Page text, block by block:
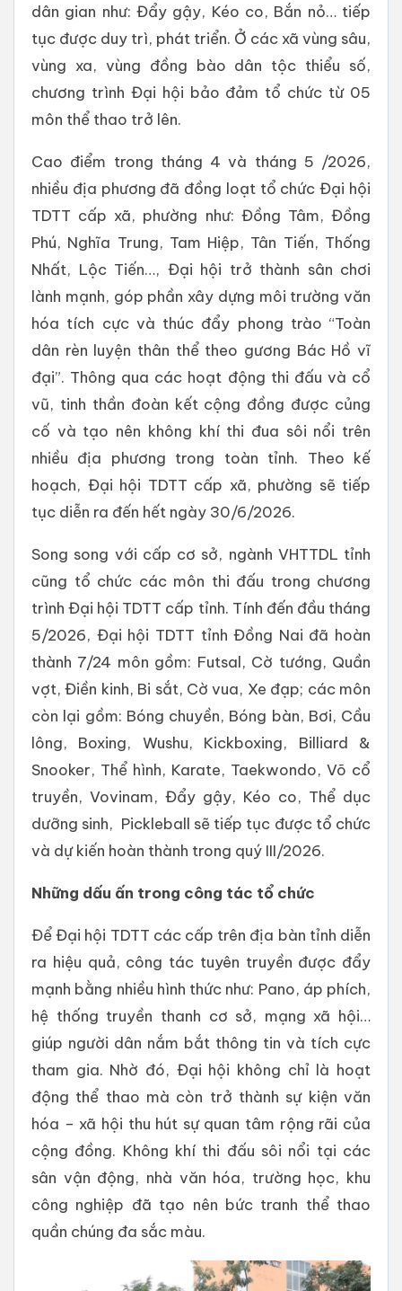
dân gian như: Đẩy gậy, Kéo co, Bắn nỏ… tiếp
tục được duy trì, phát triển. Ở các xã vùng sâu,
vùng xa, vùng đồng bào dân tộc thiểu số,
chương trình Đại hội bảo đảm tổ chức từ 05
môn thể thao trở lên.
Cao điểm trong tháng 4 và tháng 5 /2026,
nhiều địa phương đã đồng loạt tổ chức Đại hội
TDTT cấp xã, phường như: Đồng Tâm, Đồng
Phú, Nghĩa Trung, Tam Hiệp, Tân Tiến, Thống
Nhất, Lộc Tiến…, Đại hội trở thành sân chơi
lành mạnh, góp phần xây dựng môi trường văn
hóa tích cực và thúc đẩy phong trào “Toàn
dân rèn luyện thân thể theo gương Bác Hồ vĩ
đại”. Thông qua các hoạt động thi đấu và cổ
vũ, tinh thần đoàn kết cộng đồng được củng
cố và tạo nên không khí thi đua sôi nổi trên
nhiều địa phương trong toàn tỉnh. Theo kế
hoạch, Đại hội TDTT cấp xã, phường sẽ tiếp
tục diễn ra đến hết ngày 30/6/2026.
Song song với cấp cơ sở, ngành VHTTDL tỉnh
cũng tổ chức các môn thi đấu trong chương
trình Đại hội TDTT cấp tỉnh. Tính đến đầu tháng
5/2026, Đại hội TDTT tỉnh Đồng Nai đã hoàn
thành 7/24 môn gồm: Futsal, Cờ tướng, Quần
vợt, Điền kinh, Bi sắt, Cờ vua, Xe đạp; các môn
còn lại gồm: Bóng chuyền, Bóng bàn, Bơi, Cầu
lông, Boxing, Wushu, Kickboxing, Billiard &
Snooker, Thể hình, Karate, Taekwondo, Võ cổ
truyền, Vovinam, Đẩy gậy, Kéo co, Thể dục
dưỡng sinh, Pickleball sẽ tiếp tục được tổ chức
và dự kiến hoàn thành trong quý III/2026.
Những dấu ấn trong công tác tổ chức
Để Đại hội TDTT các cấp trên địa bàn tỉnh diễn
ra hiệu quả, công tác tuyên truyền được đẩy
mạnh bằng nhiều hình thức như: Pano, áp phích,
hệ thống truyền thanh cơ sở, mạng xã hội…
giúp người dân nắm bắt thông tin và tích cực
tham gia. Nhờ đó, Đại hội không chỉ là hoạt
động thể thao mà còn trở thành sự kiện văn
hóa – xã hội thu hút sự quan tâm rộng rãi của
cộng đồng. Không khí thi đấu sôi nổi tại các
sân vận động, nhà văn hóa, trường học, khu
công nghiệp đã tạo nên bức tranh thể thao
quần chúng đa sắc màu.